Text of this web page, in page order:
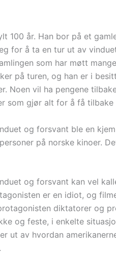
100 år. Han bor på et
for å ta en tur ut av
som har møtt
på turen, og han er i
Noen vil ha pengene
som gjør alt for å få tilbake
og forsvant ble en
på norske kinoer.
og forsvant kan vel
er en idiot, og
diktatorer og
og feste, i enkelte
ut av hvordan